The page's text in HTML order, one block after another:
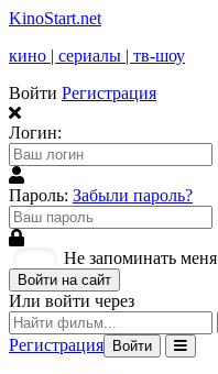
KinoStart.net
кино | сериалы | тв-шоу
Войти Регистрация
Логин:
Пароль: Забыли пароль?
Не запоминать меня
Войти на сайт
Или войти через
Регистрация Войти